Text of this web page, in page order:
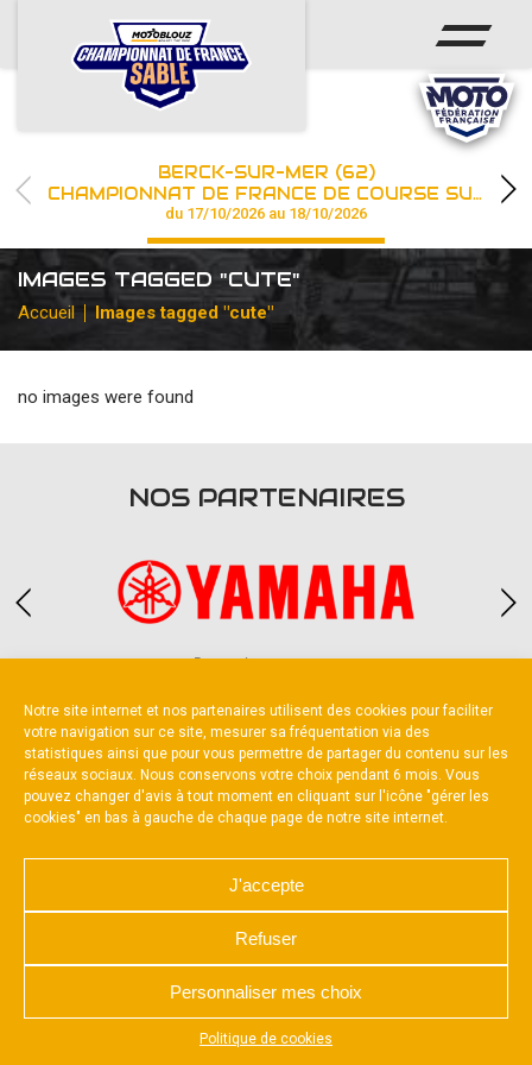
Notre site internet et nos partenaires utilisent des cookies pour faciliter
votre navigation sur ce site, mesurer sa fréquentation via des
statistiques ainsi que pour vous permettre de partager du contenu sur les
réseaux sociaux. Nous conservons votre choix pendant 6 mois. Vous
pouvez changer d'avis à tout moment en cliquant sur l'icône "gérer les
cookies" en bas à gauche de chaque page de notre site internet.
J'accepte
Refuser
Personnaliser mes choix
Politique de cookies
Appuyez sur le bouton partager en bas de votre
ACCUEIL
ACTUS
CHAMPIONNAT
RÉSULTATS
PHOTOS / WEB TV
PARTENAIRES
BERCK-SUR-MER (62)
CHAMPIONNAT DE FRANCE DE COURSE SUR SABLE
du 17/10/2026 au 18/10/2026
IMAGES TAGGED "CUTE"
Accueil Images tagged "cute"
no images were found
NOS PARTENAIRES
Partenaire constructeur
NOUS CONTACTER
MENTIONS LÉGALES
POLITIQUE D’UTILISATION DES COOKIES
RÉALISÉ PAR L’AGENCE WEB A3 WEB